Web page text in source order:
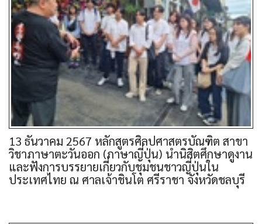
13 ธันวาคม 2567 หลักสูตรศิลปศาสตรบัณฑิต สาขา
วิชาภาษาตะวันออก (ภาษาญี่ปุ่น) นำนิสิตศึกษาดูงาน
และฟังการบรรยายเกี่ยวกับชุมชนชาวญี่ปุ่นใน
ประเทศไทย ณ ศาลเจ้าชินโต ศรีราชา จังหวัดชลบุรี